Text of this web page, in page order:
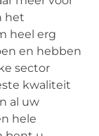
het
heel erg
en hebben
sector
kwaliteit
al uw
hele